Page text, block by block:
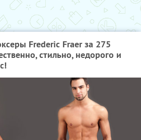
Frederic Fraer за 275
стильно, недорого и